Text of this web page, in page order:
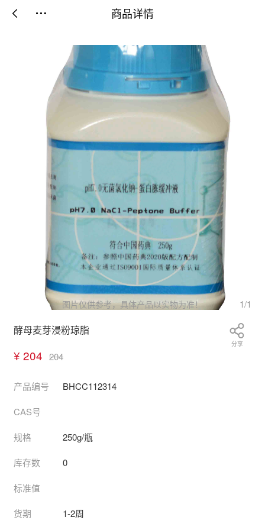
商品详情
 
图片仅供参考，具体产品以实物为准！ 1/1
酵母麦芽浸粉琼脂
¥ 204 204
分享
产品编号 BHCC112314
CAS号
规格 250g/瓶
库存数 0
标准值
货期 1-2周